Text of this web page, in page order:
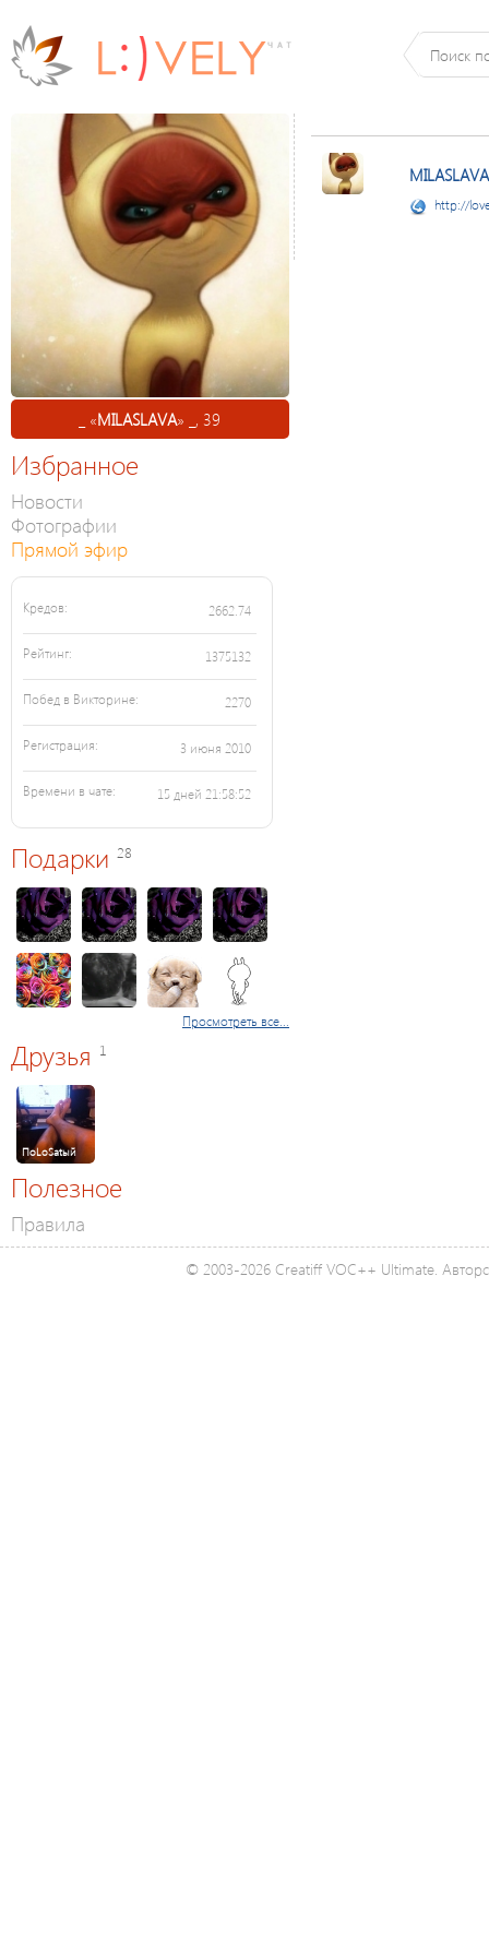
_ «MILASLAVA» _, 39
Избранное
Новости
Фотографии
Прямой эфир
Кредов: 2662.74
Рейтинг: 1375132
Побед в Викторине: 2270
Регистрация: 3 июня 2010
Времени в чате: 15 дней 21:58:52
Подарки 28
Просмотреть все...
Друзья 1
ПoLoSatый
Полезное
Правила
MILASLAVA
http://
© 2003-2026 Creatiff VOC++ Ultimate.